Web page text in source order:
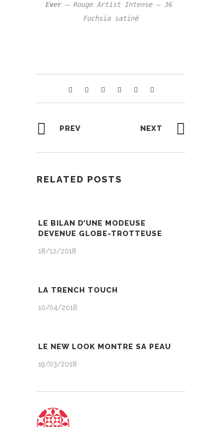
Ever – Rouge Artist Intense – 36
Fuchsia satiné
PREV NEXT
RELATED POSTS
LE BILAN D’UNE MODEUSE
DEVENUE GLOBE-TROTTEUSE
18/12/2018
LA TRENCH TOUCH
10/04/2018
LE NEW LOOK MONTRE SA PEAU
19/03/2018